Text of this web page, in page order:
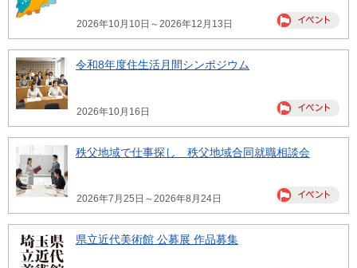
2026年10月10日～2026年12月13日
令和8年度住生活月間シンポジウム
2026年10月16日
秩父地域で仕事探し 秩父地域合同就職相談会
2026年7月25日～2026年8月24日
県立近代美術館 公募展 作品募集